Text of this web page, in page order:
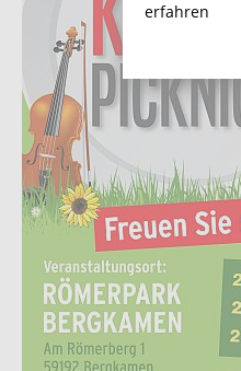
erfahren